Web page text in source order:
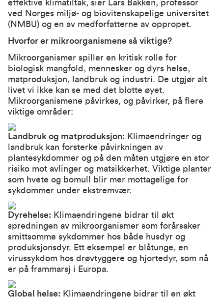
effektive klimatiltak, sier Lars Bakken, professor
ved Norges miljø- og biovitenskapelige universitet
(NMBU) og en av medforfatterne av oppropet.
Hvorfor er mikroorganismene så viktige?
Mikroorganismer spiller en kritisk rolle for
biologisk mangfold, mennesker og dyrs helse,
matproduksjon, landbruk og industri. De utgjør alt
livet vi ikke kan se med det blotte øyet.
Mikroorganismene påvirkes, og påvirker, på flere
viktige områder:
Landbruk og matproduksjon: Klimaendringer og
landbruk kan forsterke påvirkningen av
plantesykdommer og på den måten utgjøre en stor
risiko mot avlinger og matsikkerhet. Viktige planter
som hvete og bomull blir mer mottagelige for
sykdommer under ekstremvær.
Dyrehelse: Klimaendringene bidrar til økt
spredningen av mikroorganismer som forårsaker
smittsomme sykdommer hos både husdyr og
produksjonsdyr. Ett eksempel er blåtunge, en
virussykdom hos drøvtyggere og hjortedyr, som nå
er på frammarsj i Europa.
Global helse: Klimaendringene bidrar til en økt